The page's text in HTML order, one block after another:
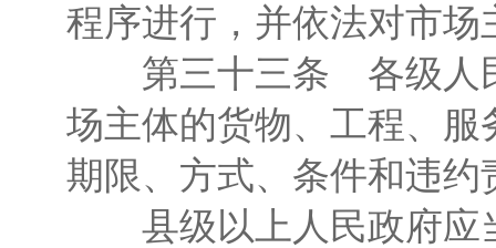
程序进行，并依法对市
第三十三条 各级人民
场主体的货物、工程、
期限、方式、条件和违约
县级以上人民政府应